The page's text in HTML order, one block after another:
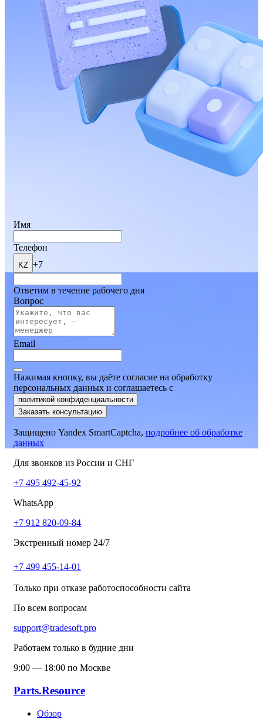
Имя
Телефон
KZ +7
Ответим в течение рабочего дня
Вопрос
Email
Нажимая кнопку, вы даёте согласие на обработку
персональных данных и соглашаетесь c
политикой конфиденциальности
Заказать консультацию
Защищено Yandex SmartCaptcha, подробнее об обработке
данных
Для звонков из России и СНГ
+7 495 492-45-92
WhatsApp
+7 912 820-09-84
Экстренный номер 24/7
+7 499 455-14-01
Только при отказе работоспособности сайта
По всем вопросам
support@tradesoft.pro
Работаем только в будние дни
9:00 — 18:00 по Москве
Parts.Resource
Обзор